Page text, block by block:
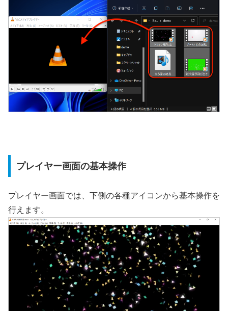
プレイヤー画面の基本操作
プレイヤー画面では、下側の各種アイコンから基本操作を
行えます。